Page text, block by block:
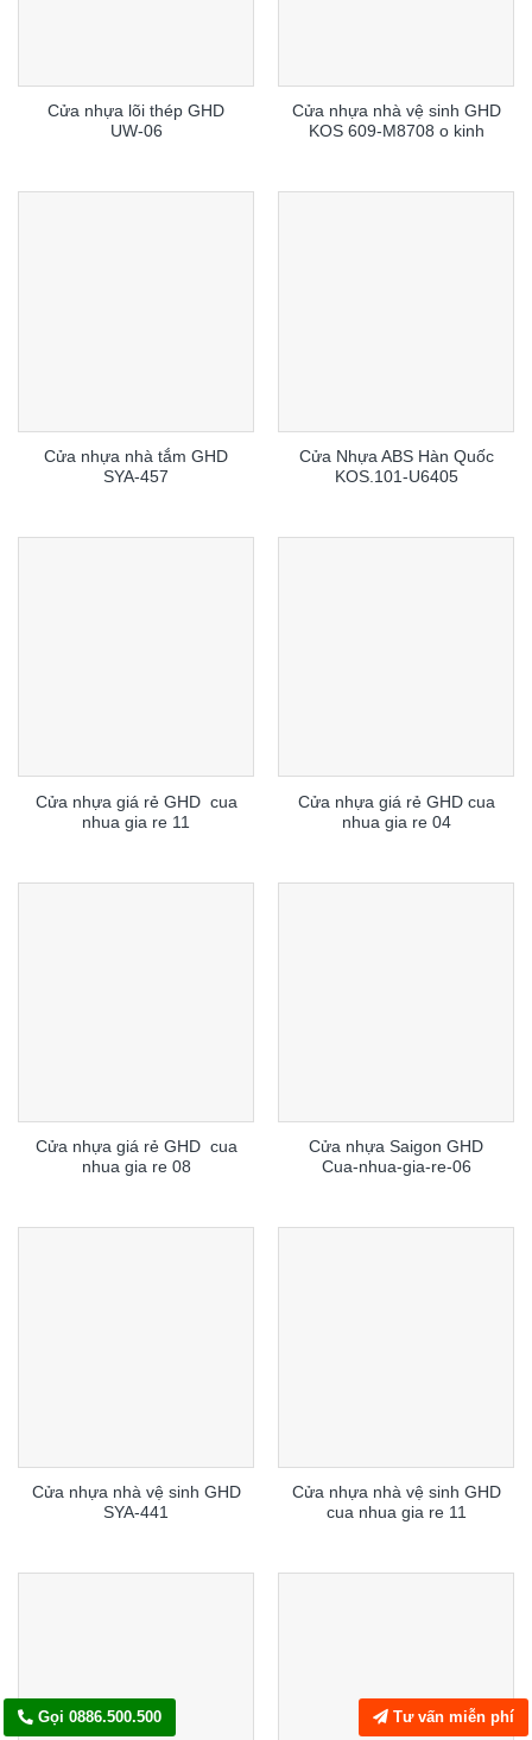
Cửa nhựa lõi thép GHD
UW-06
Cửa nhựa nhà vệ sinh GHD
KOS 609-M8708 o kinh
Cửa nhựa nhà tắm GHD
SYA-457
Cửa Nhựa ABS Hàn Quốc
KOS.101-U6405
Cửa nhựa giá rẻ GHD cua
nhua gia re 11
Cửa nhựa giá rẻ GHD cua
nhua gia re 04
Cửa nhựa giá rẻ GHD cua
nhua gia re 08
Cửa nhựa Saigon GHD
Cua-nhua-gia-re-06
Cửa nhựa nhà vệ sinh GHD
SYA-441
Cửa nhựa nhà vệ sinh GHD
cua nhua gia re 11
Gọi 0886.500.500 Tư vấn miễn phí